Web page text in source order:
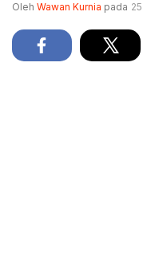
Oleh Wawan Kurnia pada